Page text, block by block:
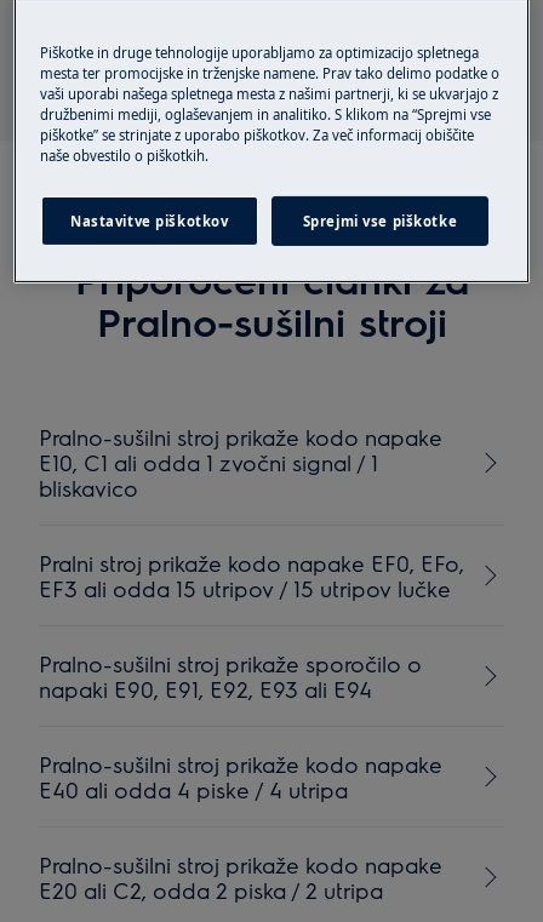
Priporočeni članki za
Pralno-sušilni stroji
Pralno-sušilni stroj prikaže kodo napake
E10, C1 ali odda 1 zvočni signal / 1
bliskavico
Pralni stroj prikaže kodo napake EF0, EFo,
EF3 ali odda 15 utripov / 15 utripov lučke
Pralno-sušilni stroj prikaže sporočilo o
napaki E90, E91, E92, E93 ali E94
Pralno-sušilni stroj prikaže kodo napake
E40 ali odda 4 piske / 4 utripa
Pralno-sušilni stroj prikaže kodo napake
E20 ali C2, odda 2 piska / 2 utripa
Piškotke in druge tehnologije uporabljamo za optimizacijo spletnega
mesta ter promocijske in trženjske namene. Prav tako delimo podatke o
vaši uporabi našega spletnega mesta z našimi partnerji, ki se ukvarjajo z
družbenimi mediji, oglaševanjem in analitiko. S klikom na “Sprejmi vse
piškotke” se strinjate z uporabo piškotkov. Za več informacij obiščite
naše obvestilo o piškotkih.
Nastavitve piškotkov Sprejmi vse piškotke